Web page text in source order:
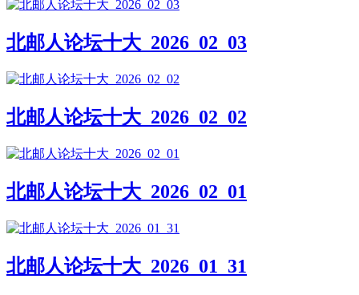
北邮人论坛十大_2026_02_03
北邮人论坛十大_2026_02_02
北邮人论坛十大_2026_02_01
北邮人论坛十大_2026_01_31